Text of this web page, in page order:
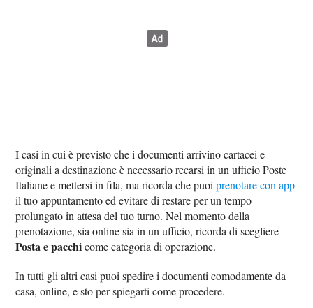
I casi in cui è previsto che i documenti arrivino cartacei e
originali a destinazione è necessario recarsi in un ufficio Poste
Italiane e mettersi in fila, ma ricorda che puoiprenotare con app
il tuo appuntamento ed evitare di restare per un tempo
prolungato in attesa del tuo turno. Nel momento della
prenotazione, sia online sia in un ufficio, ricorda di scegliere
Posta e pacchicome categoria di operazione.
In tutti gli altri casi puoi spedire i documenti comodamente da
casa, online, e sto per spiegarti come procedere.